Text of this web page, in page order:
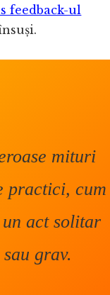
feedback-ul
mituri
practici, cum
act solitar
grav.